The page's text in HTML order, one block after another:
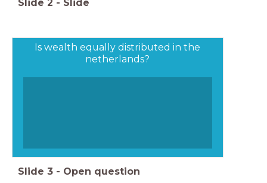
Slide 2 - Slide
Is wealth equally distributed in the
netherlands?
Slide 3 - Open question